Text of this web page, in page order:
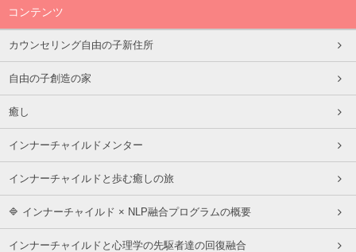
コンテンツ
カウンセリング自由の子新住所
自由の子創造の家
癒し
インナーチャイルドメンター
インナーチャイルドと歩む癒しの旅
🔷 インナーチャイルド × NLP融合プログラムの概要
インナーチャイルドと心理学の先駆者達の回復融合